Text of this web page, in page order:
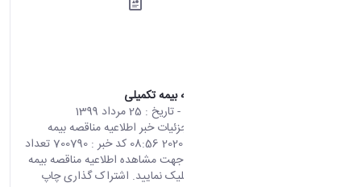
اطلاعیه مناقصه بیمه تکمیلی
- تاریخ : 25 مرداد 1399
صفحه اصلی جزئیات خبر اطلاعیه مناقصه بیمه
تکمیلی 15 08 2020 08:56 کد خبر : 700790 تعداد
بازدید : 7178 جهت مشاهده اطلاعیه مناقصه بیمه
تکمیلی اینجا کلیک نمایید. اشتراک گذاری چاپ